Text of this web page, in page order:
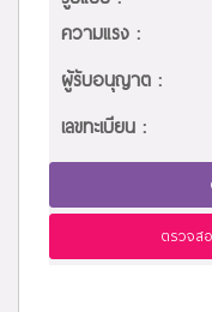
ความแรง :
ผู้รับอนุญาต :
เลขทะเบียน :
ตรวจส